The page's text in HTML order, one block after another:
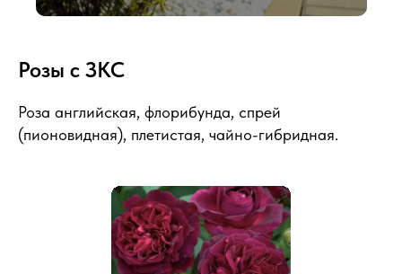
Розы с ЗКС
Роза английская, флорибунда, спрей
(пионовидная), плетистая, чайно-гибридная.